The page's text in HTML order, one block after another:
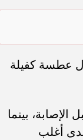
عطسة كفيلة
بينما
أغلب